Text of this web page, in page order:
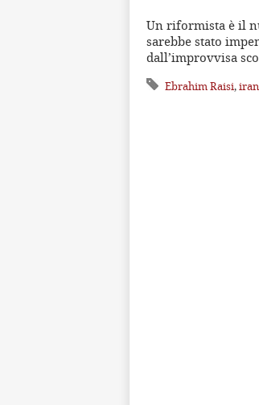
Un riformista è il
sarebbe stato
dall’improvvisa
Ebrahim Raisi,iran